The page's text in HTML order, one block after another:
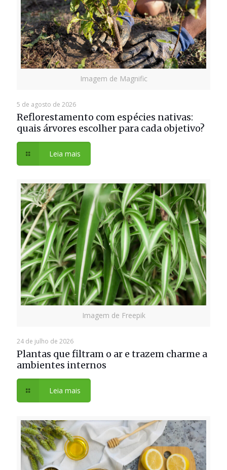
Imagem de Magnific
5 de agosto de 2026
Reflorestamento com espécies nativas:
quais árvores escolher para cada objetivo?
Leia mais
Imagem de Freepik
24 de julho de 2026
Plantas que filtram o ar e trazem charme a
ambientes internos
Leia mais